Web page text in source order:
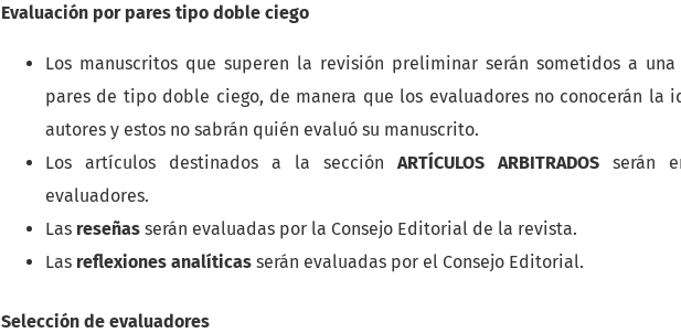
Evaluación por pares tipo doble ciego
Los manuscritos que superen la revisión preliminar serán sometidos a
pares de tipo doble ciego, de manera que los evaluadores no conocerán la
autores y estos no sabrán quién evaluó su manuscrito.
Los artículos destinados a la sección ARTÍCULOS ARBITRADOS serán
evaluadores.
Las reseñas serán evaluadas por la Consejo Editorial de la revista.
Las reflexiones analíticas serán evaluadas por el Consejo Editorial.
Selección de evaluadores